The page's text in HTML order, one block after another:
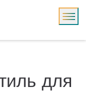
для